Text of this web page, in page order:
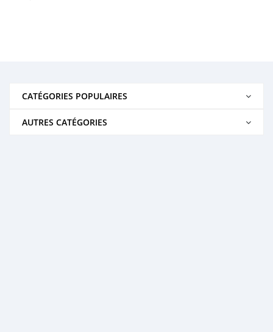
CATÉGORIES POPULAIRES
AUTRES CATÉGORIES